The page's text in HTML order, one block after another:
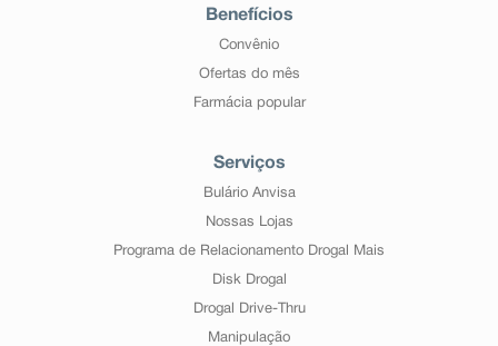
Benefícios
Convênio
Ofertas do mês
Farmácia popular
Serviços
Bulário Anvisa
Nossas Lojas
Programa de Relacionamento Drogal Mais
Disk Drogal
Drogal Drive-Thru
Manipulação